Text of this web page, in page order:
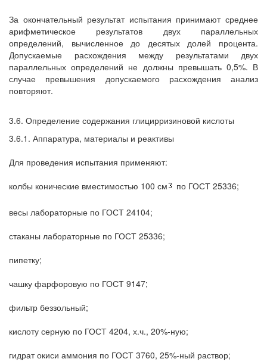
За окончательный результат испытания принимают среднее
арифметическое результатов двух параллельных
определений, вычисленное до десятых долей процента.
Допускаемые расхождения между результатами двух
параллельных определений не должны превышать 0,5%. В
случае превышения допускаемого расхождения анализ
повторяют.
3.6. Определение содержания глицирризиновой кислоты
3.6.1. Аппаратура, материалы и реактивы
Для проведения испытания применяют:
колбы конические вместимостью 100 см
по ГОСТ 25336;
весы лабораторные по ГОСТ 24104;
стаканы лабораторные по ГОСТ 25336;
пипетку;
чашку фарфоровую по ГОСТ 9147;
фильтр беззольный;
кислоту серную по ГОСТ 4204, х.ч., 20%-ную;
гидрат окиси аммония по ГОСТ 3760, 25%-ный раствор;